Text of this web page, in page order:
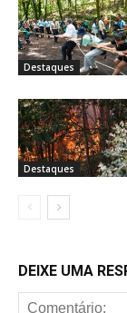
Destaques
Destaques
DEIXE UMA